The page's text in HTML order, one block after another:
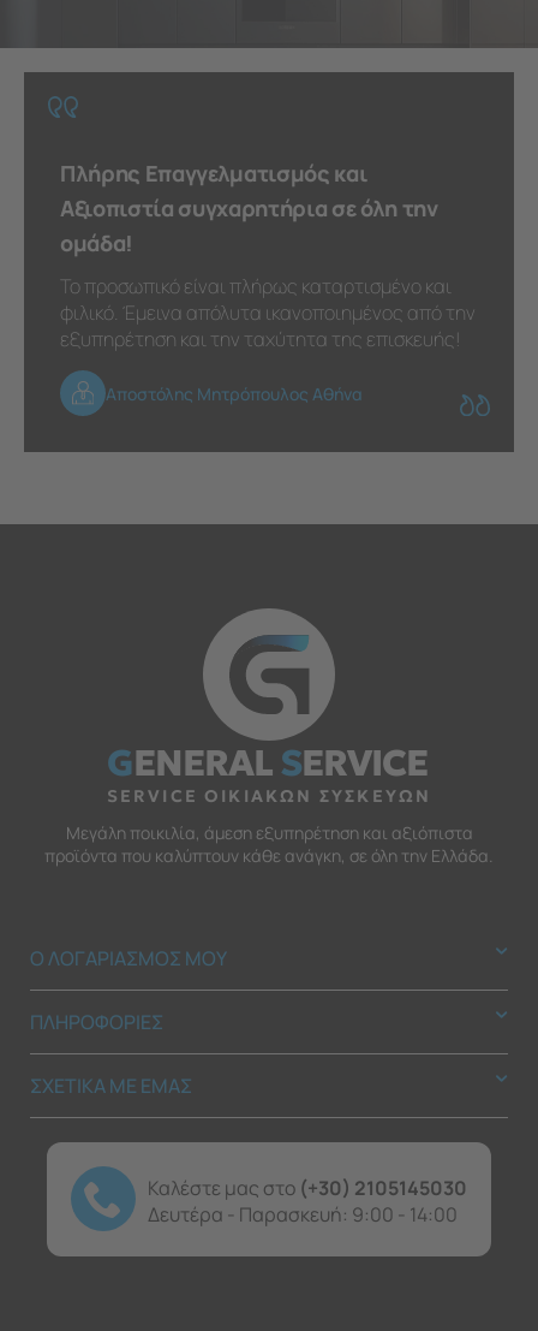
Πλήρης Επαγγελματισμός και
Αξιοπιστία συγχαρητήρια σε όλη την
ομάδα!
Το προσωπικό είναι πλήρως καταρτισμένο και
φιλικό. Έμεινα απόλυτα ικανοποιημένος από την
εξυπηρέτηση και την ταχύτητα της επισκευής!
Αποστόλης Μητρόπουλος Αθήνα
GENERALSERVICE
SERVICE ΟΙΚΙΑΚΩΝ ΣΥΣΚΕΥΩΝ
Μεγάλη ποικιλία, άμεση εξυπηρέτηση και αξιόπιστα
προϊόντα που καλύπτουν κάθε ανάγκη, σε όλη την Ελλάδα.
Ο ΛΟΓΑΡΙΑΣΜΟΣ ΜΟΥ
ΠΛΗΡΟΦΟΡΙΕΣ
ΣΧΕΤΙΚΑ ΜΕ ΕΜΑΣ
Καλέστε μας στο (+30) 2105145030
Δευτέρα - Παρασκευή: 9:00 - 14:00